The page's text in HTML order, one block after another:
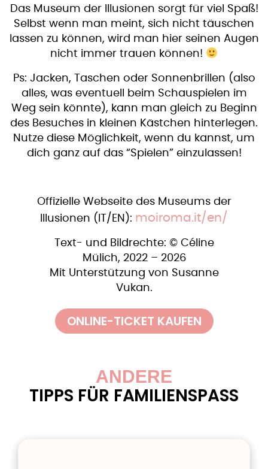
Das Museum der Illusionen sorgt für viel Spaß!
Selbst wenn man meint, sich nicht täuschen
lassen zu können, wird man hier seinen Augen
nicht immer trauen können!
Ps: Jacken, Taschen oder Sonnenbrillen (also
alles, was eventuell beim Schauspielen im
Weg sein könnte), kann man gleich zu Beginn
des Besuches in kleinen Kästchen hinterlegen.
Nutze diese Möglichkeit, wenn du kannst, um
dich ganz auf das “Spielen” einzulassen!
Offizielle Webseite des Museums der
Illusionen (IT/EN): moiroma.it/en/
Text- und Bildrechte: © Céline
Mülich, 2022 – 2026
Mit Unterstützung von Susanne
Vukan.
ONLINE-TICKET KAUFEN
ANDERE
TIPPS FÜR FAMILIENSPASS